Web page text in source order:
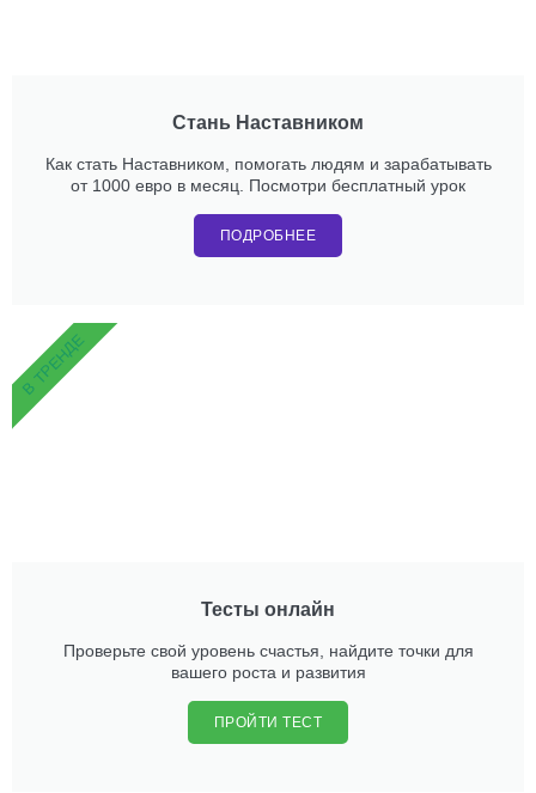
Стань Наставником
Как стать Наставником, помогать людям и зарабатывать
от 1000 евро в месяц. Посмотри бесплатный урок
ПОДРОБНЕЕ
Тесты онлайн
Проверьте свой уровень счастья, найдите точки для
вашего роста и развития
ПРОЙТИ ТЕСТ
В ТРЕНДЕ